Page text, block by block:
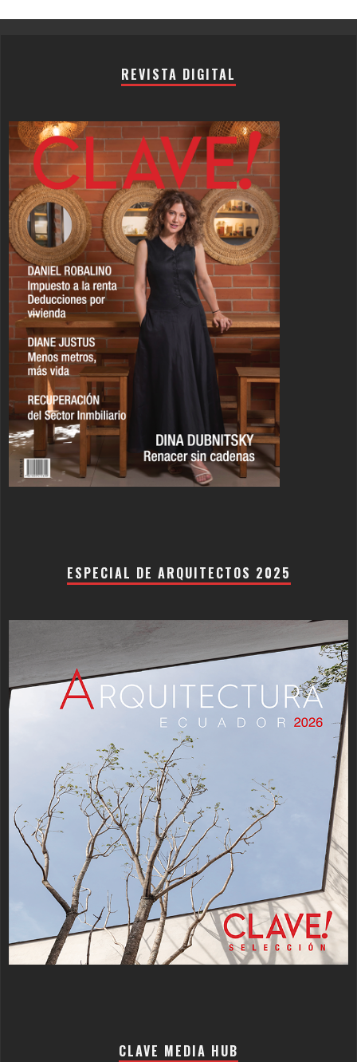
REVISTA DIGITAL
ESPECIAL DE ARQUITECTOS 2025
CLAVE MEDIA HUB